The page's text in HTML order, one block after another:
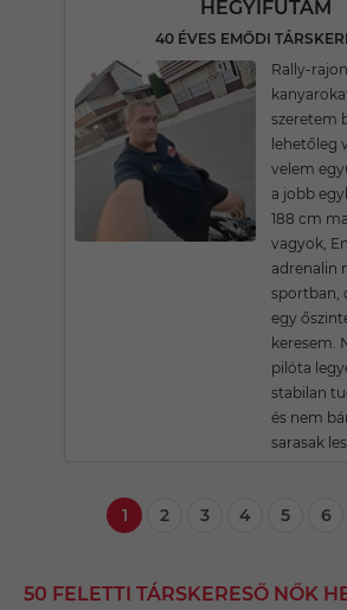
HEGYIFUTAM
40 ÉVES EMŐDI
Rally-
szeretem
lehetőleg
velem
a jobb
188 cm
vagyok,
adrenalin
sportban,
egy
keresem.
pilóta
stabilan
és nem
sarasak
1 2 3 4 5 6
50 FELETTI TÁRSKERESŐ NŐK